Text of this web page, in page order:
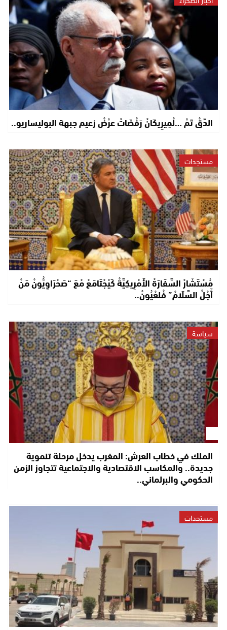
الدَّقْ تَمْ …لْمِيرِيكَانْ رَفْضَاتْ عرْضْ زعيم جبهة البوليساريو..
مستجدات
مُسْتَشَارْ السَّفَارَةْ الأَمْرِيكِيَّةْ كَيْجْتَامَعْ مْعَ “صَحْرَاوِيُّونْ مَنْ
أَجْلْ السَّلَامْ” فْلعْيُونْ..
سياسة
الملك في خطاب العرش: المغرب يدخل مرحلة تنموية
جديدة.. والمكاسب الاقتصادية والاجتماعية تتجاوز الزمن
الحكومي والبرلماني..
مستجدات